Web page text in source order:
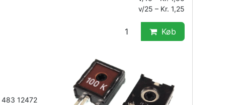
483 12472
v/25 – Kr. 1,25
Køb